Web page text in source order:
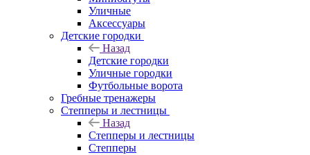
Уличные
Аксессуары
Детские городки
Назад
Детские городки
Уличные городки
Футбольные ворота
Гребные тренажеры
Степперы и лестницы
Назад
Степперы и лестницы
Степперы